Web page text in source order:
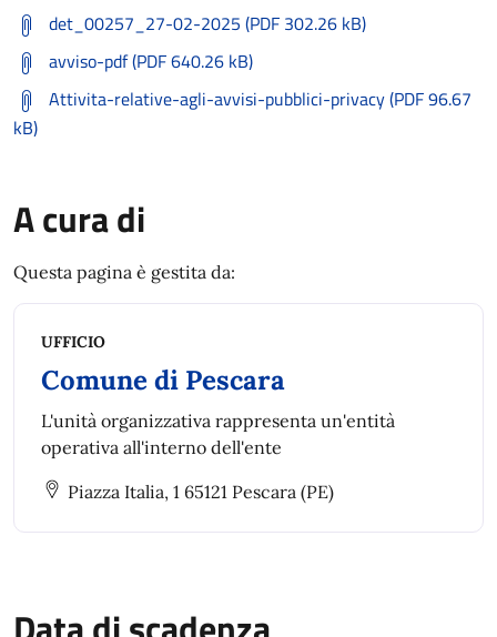
det_00257_27-02-2025 (PDF 302.26 kB)
avviso-pdf (PDF 640.26 kB)
Attivita-relative-agli-avvisi-pubblici-privacy (PDF 96.67
kB)
A cura di
Questa pagina è gestita da:
UFFICIO
Comune di Pescara
L'unità organizzativa rappresenta un'entità
operativa all'interno dell'ente
Piazza Italia, 1 65121 Pescara (PE)